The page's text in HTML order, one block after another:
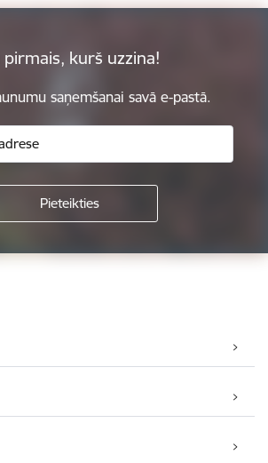
pirmais, kurš uzzina!
saņemšanai savā e-pastā.